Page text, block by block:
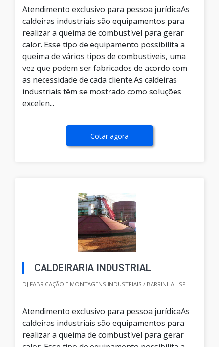
Atendimento exclusivo para pessoa jurídicaAs
caldeiras industriais são equipamentos para
realizar a queima de combustível para gerar
calor. Esse tipo de equipamento possibilita a
queima de vários tipos de combustiveis, uma
vez que podem ser fabricados de acordo com
as necessidade de cada cliente.As caldeiras
industriais têm se mostrado como soluções
excelen...
Cotar agora
CALDEIRARIA INDUSTRIAL
DJ FABRICAÇÃO E MONTAGENS INDUSTRIAIS / BARRINHA - SP
Atendimento exclusivo para pessoa jurídicaAs
caldeiras industriais são equipamentos para
realizar a queima de combustível para gerar